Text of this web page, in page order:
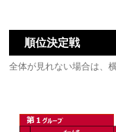
順位決定戦